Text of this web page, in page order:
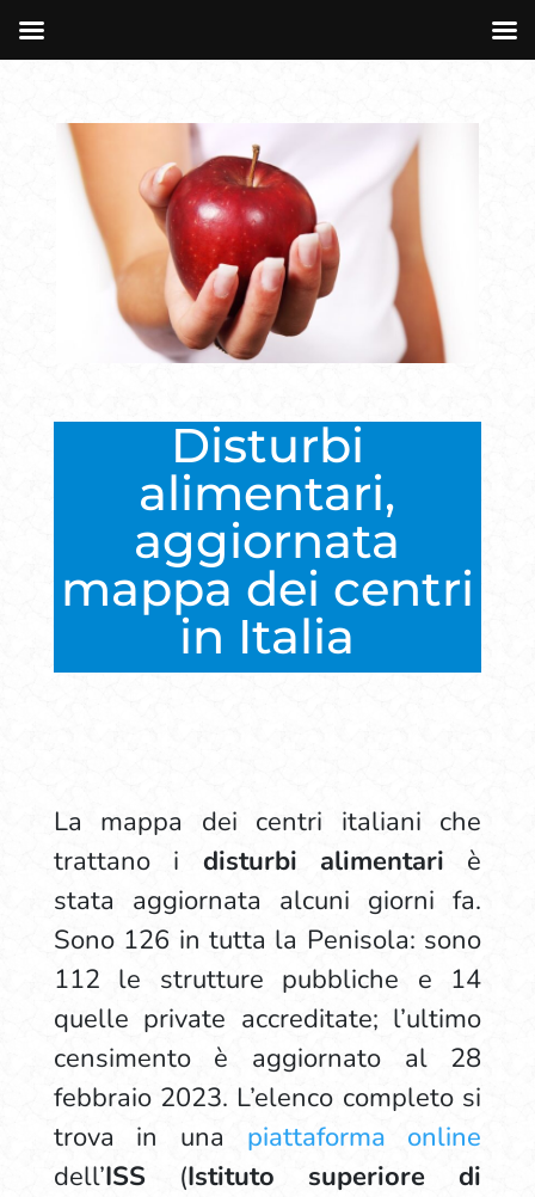
Disturbi
alimentari,
aggiornata
mappa dei centri
in Italia
La mappa dei centri italiani che
trattano i disturbi alimentari è
stata aggiornata alcuni giorni fa.
Sono 126 in tutta la Penisola: sono
112 le strutture pubbliche e 14
quelle private accreditate; l’ultimo
censimento è aggiornato al 28
febbraio 2023. L’elenco completo si
trova in una piattaforma online
dell’ISS(Istituto superiore di